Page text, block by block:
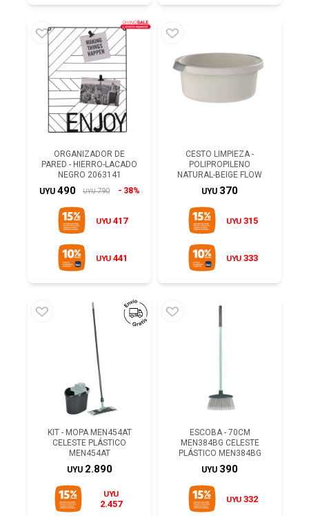
ORGANIZADOR DE
PARED - HIERRO-LACADO
NEGRO 2063141
UYU 490 UYU 790 38%
UYU 417
UYU 441
CESTO LIMPIEZA -
POLIPROPILENO
NATURAL-BEIGE FLOW
UYU 370
UYU 315
UYU 333
KIT - MOPA MEN454AT
CELESTE PLÁSTICO
MEN454AT
UYU 2.890
UYU
2.457
ESCOBA - 70CM
MEN384BG CELESTE
PLÁSTICO MEN384BG
UYU 390
UYU 332